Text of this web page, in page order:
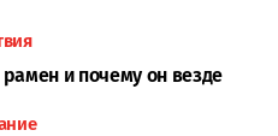
и почему он везде